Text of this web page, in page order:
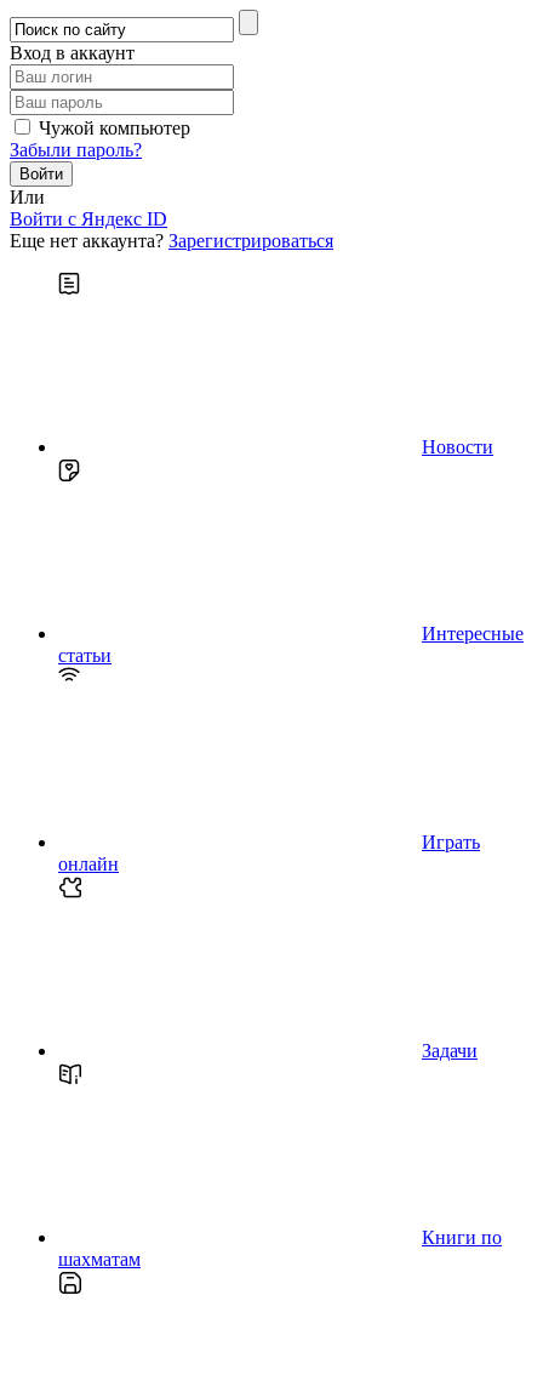
Вход в аккаунт
Чужой компьютер
Забыли пароль?
Или
Войти c Яндекс ID
Еще нет аккаунта? Зарегистрироваться
Новости
Интересные
статьи
Играть
онлайн
Задачи
Книги по
шахматам